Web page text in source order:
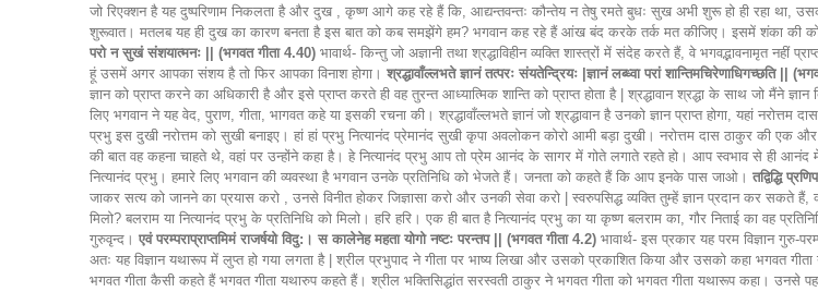
जो रिएक्शन है यह दुष्परिणाम निकलता है और दुख , कृष्ण आगे कह रहे हैं कि, आद्यन्तवन्तः कौन्तेय न तेषु रमते बुधः सुख अभी शुरू हो ही
शुरूवात। मतलब यह ही दुख का कारण बनता है इस बात को कब समझेंगे हम? भगवान कह रहे हैं आंख बंद करके तर्क मत कीजिए। इसमें शंका की कोई
परो न सुखं संशयात्मनः || (भगवत गीता 4.40) भावार्थ- किन्तु जो अज्ञानी तथा श्रद्धाविहीन व्यक्ति शास्त्रों में संदेह करते हैं, वे भगवद्भावनामृत
हूं उसमें अगर आपका संशय है तो फिर आपका विनाश होगा। श्रद्धावाँल्लभते ज्ञानं तत्परः संयतेन्द्रियः |ज्ञानं लब्ध्वा परां शान्तिमचिरेणाधिगच्छति ||
ज्ञान को प्राप्त करने का अधिकारी है और इसे प्राप्त करते ही वह तुरन्त आध्यात्मिक शान्ति को प्राप्त होता है | श्रद्धावान श्रद्धा के साथ जो
लिए भगवान ने यह वेद, पुराण, गीता, भागवत कहे या इसकी रचना की। श्रद्धावाँल्लभते ज्ञानं जो श्रद्धावान है उनको ज्ञान प्राप्त होगा, यहां
प्रभु इस दुखी नरोत्तम को सुखी बनाइए। हां हां प्रभु नित्यानंद प्रेमानंद सुखी कृपा अवलोकन कोरो आमी बड़ा दुखी। नरोत्तम दास ठाकुर की एक
की बात वह कहना चाहते थे, वहां पर उन्होंने कहा है। हे नित्यानंद प्रभु आप तो प्रेम आनंद के सागर में गोते लगाते रहते हो। आप स्वभाव से ही
नित्यानंद प्रभु। हमारे लिए भगवान की व्यवस्था है भगवान उनके प्रतिनिधि को भेजते हैं। जनता को कहते हैं कि आप इनके पास जाओ। तद्विद्धि
जाकर सत्य को जानने का प्रयास करो , उनसे विनीत होकर जिज्ञासा करो और उनकी सेवा करो | स्वरुपसिद्ध व्यक्ति तुम्हें ज्ञान प्रदान कर सकते
मिलो? बलराम या नित्यानंद प्रभु के प्रतिनिधि को मिलो। हरि हरि। एक ही बात है नित्यानंद प्रभु का या कृष्ण बलराम का, गौर निताई का वह
गुरुवृन्द। एवं परम्पराप्राप्तमिमं राजर्षयो विदु:। स कालेनेह महता योगो नष्टः परन्तप || (भगवत गीता 4.2) भावार्थ- इस प्रकार यह परम विज्ञान गुरु-
अतः यह विज्ञान यथारूप में लुप्त हो गया लगता है | श्रील प्रभुपाद ने गीता पर भाष्य लिखा और उसको प्रकाशित किया और उसको कहा भगवत
भगवत गीता कैसी कहते हैं भगवत गीता यथारुप कहते हैं। श्रील भक्तिसिद्धांत सरस्वती ठाकुर ने भगवत गीता को भगवत गीता यथारूप कहा। उनसे